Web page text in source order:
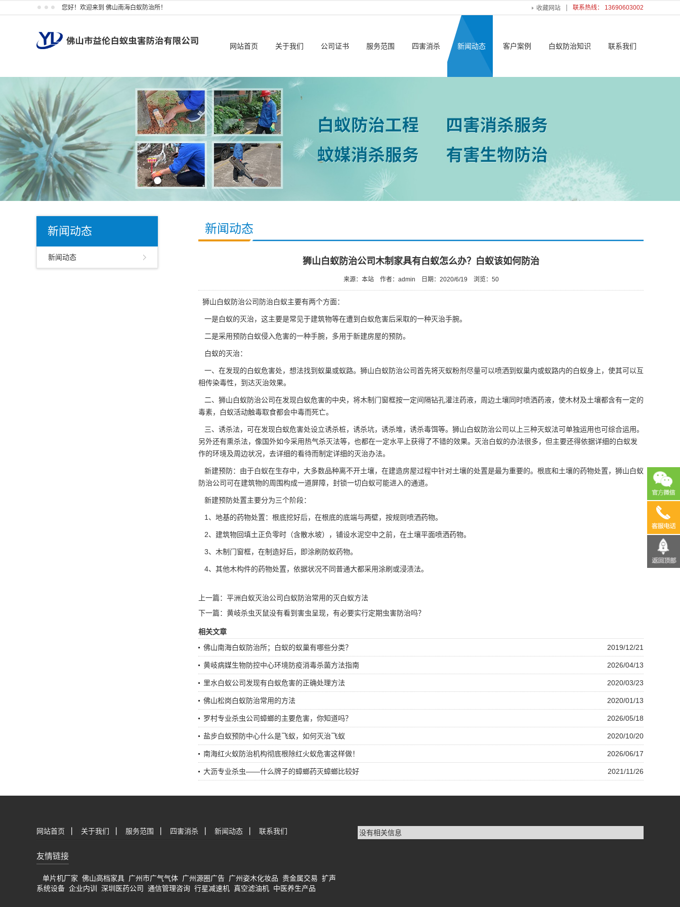
您好！欢迎来到 佛山南海白蚁防治所！ 收藏网站 联系热线： 13690603002
网站首页 关于我们 公司证书 服务范围 四害消杀 新闻动态 客户案例 白蚁防治知识 联系我们
新闻动态
新闻动态
新闻动态
狮山白蚁防治公司木制家具有白蚁怎么办？白蚁该如何防治
来源：本站 作者：admin 日期：2020/6/19 浏览： 50
狮山白蚁防治公司 防治白蚁主要有两个方面：
一是白蚁的灭治，这主要是常见于建筑物等在遭到白蚁危害后采取的一种灭治手腕。
二是采用预防白蚁侵入危害的一种手腕，多用于新建房屋的预防。
白蚁的灭治：
一、在发现的白蚁危害处，想法找到蚁巢或蚁路。狮山白蚁防治公司首先将灭蚁粉剂尽量可以喷洒到蚁巢内或蚁路内的白蚁身上，使其可以互
相传染毒性，到达灭治效果。
二、狮山白蚁防治公司在发现白蚁危害的中央，将木制门窗框按一定间隔钻孔灌注药液，周边土壤同时喷洒药液，使木材及土壤都含有一定的
毒素，白蚁活动触毒取食都会中毒而死亡。
三、诱杀法，可在发现白蚁危害处设立诱杀桩，诱杀坑，诱杀堆，诱杀毒饵等。狮山白蚁防治公司以上三种灭蚁法可单独运用也可综合运用。
另外还有熏杀法，像国外如今采用热气杀灭法等，也都在一定水平上获得了不错的效果。 灭治白蚁的办法很多，但主要还得依据详细的白蚁发
作的环境及周边状况，去详细的看待而制定详细的灭治办法。
新建预防：由于白蚁在生存中，大多数品种离不开土壤，在建造房屋过程中针对土壤的处置是最为重要的。根底和土壤的药物处置，狮山白蚁
防治公司可在建筑物的周围构成一道屏障，封锁一切白蚁可能进入的通道。
新建预防处置主要分为三个阶段：
1、地基的药物处置：根底挖好后，在根底的底端与两壁，按规则喷洒药物。
2、建筑物回填土正负零时（含散水坡），铺设水泥空中之前，在土壤平面喷洒药物。
3、木制门窗框，在制造好后，即涂刷防蚁药物。
4、其他木构件的药物处置，依据状况不同普通大都采用涂刷或浸渍法。
上一篇： 平洲白蚁灭治公司白蚁防治常用的灭白蚁方法
下一篇： 黄岐杀虫灭鼠没有看到害虫呈现，有必要实行定期虫害防治吗？
相关文章
2019/12/21
佛山南海白蚁防治所；白蚁的蚁巢有哪些分类？
2026/04/13
黄岐病媒生物防控中心环境防疫消毒杀菌方法指南
2020/03/23
里水白蚁公司发现有白蚁危害的正确处理方法
2020/01/13
佛山松岗白蚁防治常用的方法
2026/05/18
罗村专业杀虫公司蟑螂的主要危害，你知道吗？
2020/10/20
盐步白蚁预防中心什么是飞蚁，如何灭治飞蚁
2026/06/17
南海红火蚁防治机构彻底根除红火蚁危害这样做！
2021/11/26
大沥专业杀虫——什么牌子的蟑螂药灭蟑螂比较好
网站首页 关于我们 服务范围 四害消杀 新闻动态 联系我们
友情链接
单片机厂家 佛山高档家具 广州市广气气体 广州源圈广告 广州姿木化妆品 贵金属交易 扩声
系统设备 企业内训 深圳医药公司 通信管理咨询 行星减速机 真空滤油机 中医养生产品
没有相关信息